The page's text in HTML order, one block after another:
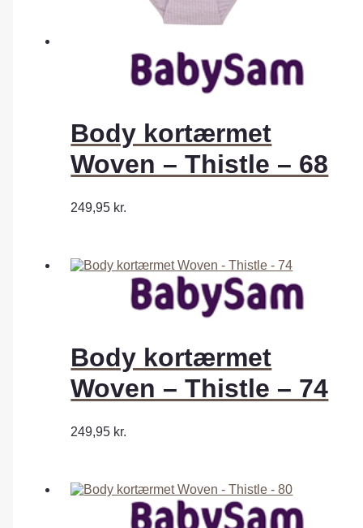
Body kortærmet
Woven – Thistle – 68
249,95 kr.
Body kortærmet
Woven – Thistle – 74
249,95 kr.